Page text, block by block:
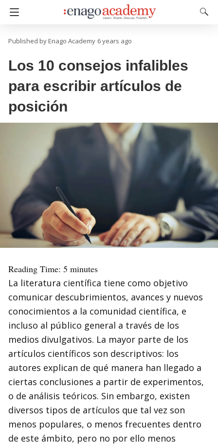
Enago Academy 6 years ago
Los 10 consejos infalibles
para escribir artículos de
posición
Reading Time: 5 minutes
La literatura científica tiene como objetivo
comunicar descubrimientos, avances y nuevos
conocimientos a la comunidad científica, e
incluso al público general a través de los
medios divulgativos. La mayor parte de los
artículos científicos son descriptivos: los
autores explican de qué manera han llegado a
ciertas conclusiones a partir de experimentos,
o de análisis teóricos. Sin embargo, existen
diversos tipos de artículos que tal vez son
menos populares, o menos frecuentes dentro
de este ámbito, pero no por ello menos